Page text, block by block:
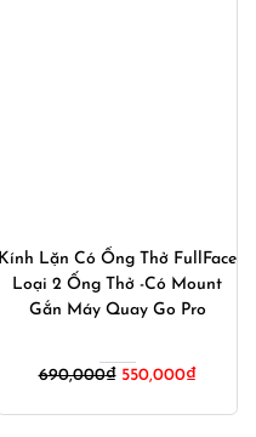
Kính Lặn Có Ống Thở FullFace
Loại 2 Ống Thở -Có Mount
Gắn Máy Quay Go Pro
690,000₫ Giá
550,000₫Giá